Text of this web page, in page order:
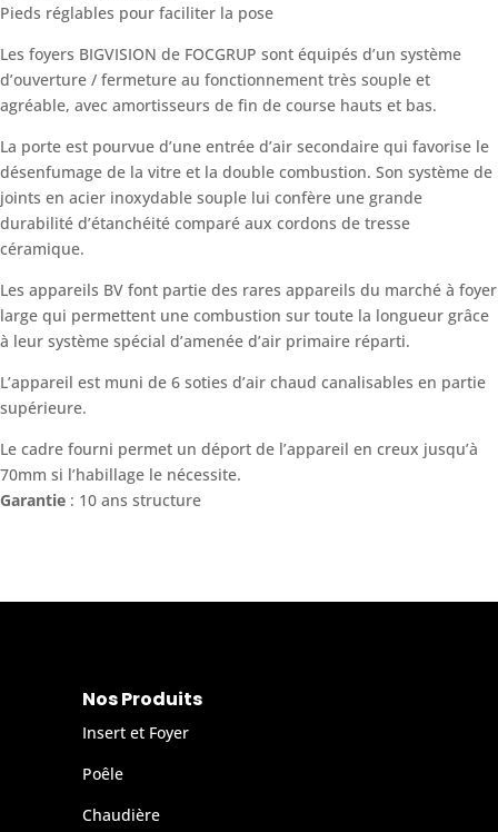
Pieds réglables pour faciliter la pose
Les foyers BIGVISION de FOCGRUP sont équipés d’un système
d’ouverture / fermeture au fonctionnement très souple et
agréable, avec amortisseurs de fin de course hauts et bas.
La porte est pourvue d’une entrée d’air secondaire qui favorise le
désenfumage de la vitre et la double combustion. Son système de
joints en acier inoxydable souple lui confère une grande
durabilité d’étanchéité comparé aux cordons de tresse
céramique.
Les appareils BV font partie des rares appareils du marché à foyer
large qui permettent une combustion sur toute la longueur grâce
à leur système spécial d’amenée d’air primaire réparti.
L’appareil est muni de 6 soties d’air chaud canalisables en partie
supérieure.
Le cadre fourni permet un déport de l’appareil en creux jusqu’à
70mm si l’habillage le nécessite.
Garantie : 10 ans structure
Nos Produits
Insert et Foyer
Poêle
Chaudière